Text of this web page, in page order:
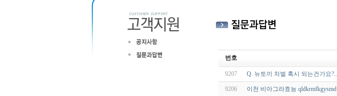
번호
9207 Q. 뉴토끼 처벌 혹시 되는건가요?..
9206 이천 비아그라효능 qldkrmfkgysmd